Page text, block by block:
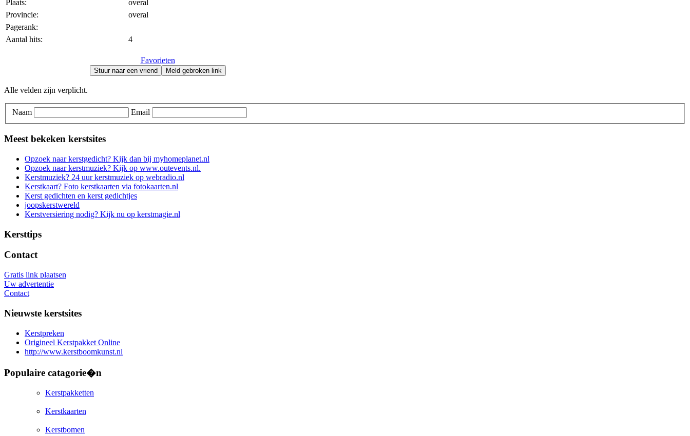
Plaats:
overal
Provincie:
overal
Pagerank:
Aantal hits:
4
Favorieten
Stuur naar een vriend Meld gebroken link
Alle velden zijn verplicht.
Naam Email
Meest bekeken kerstsites
Opzoek naar kerstgedicht? Kijk dan bij myhomeplanet.nl
Opzoek naar kerstmuziek? Kijk op www.outevents.nl.
Kerstmuziek? 24 uur kerstmuziek op webradio.nl
Kerstkaart? Foto kerstkaarten via fotokaarten.nl
Kerst gedichten en kerst gedichtjes
joopskerstwereld
Kerstversiering nodig? Kijk nu op kerstmagie.nl
Kersttips
Contact
Gratis link plaatsen
Uw advertentie
Contact
Nieuwste kerstsites
Kerstpreken
Origineel Kerstpakket Online
http://www.kerstboomkunst.nl
Populaire catagorie�n
Kerstpakketten
Kerstkaarten
Kerstbomen